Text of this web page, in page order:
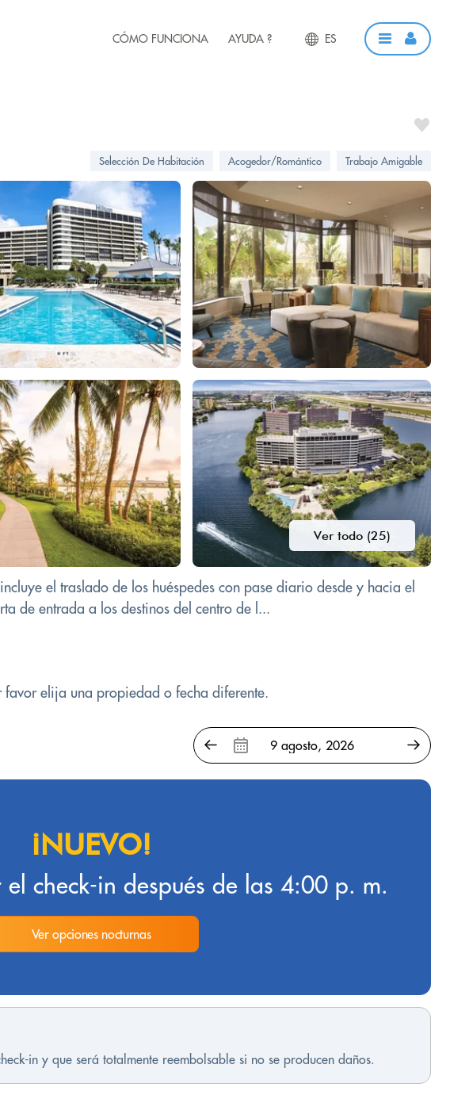
CÓMO FUNCIONA AYUDA ? ES
Selección De Habitación Acogedor/Romántico Trabajo Amigable
Ver todo (25)
el traslado de los huéspedes con pase diario desde y hacia el
de entrada a los destinos del centro de l...
elija una propiedad o fecha diferente.
¡NUEVO!
check-in después de las 4:00 p. m.
Ver opciones nocturnas
in y que será totalmente reembolsable si no se producen daños.